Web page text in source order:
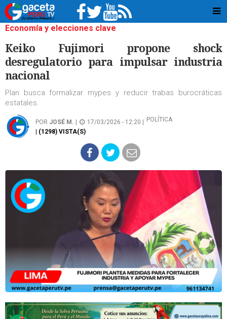
Economía y elecciones clave
Keiko Fujimori propone shock
desregulatorio para impulsar industria
nacional
Plan busca formalizar mypes y reducir trabas burocráticas
estatales.
POR JOSÉ M. 17/03/2026 - 12:20 |
POLÍTICA
| (1298) VISTA(S)